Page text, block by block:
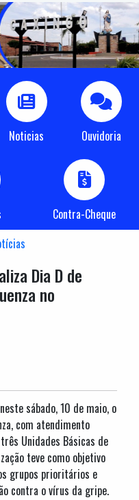
Noticias Ouvidoria
Contra-Cheque
Dia D de
no
sábado, 10 de maio, o
com atendimento
Unidades Básicas de
teve como objetivo
grupos prioritários e
contra o vírus da gripe.